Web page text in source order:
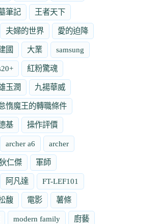
筆記 王者天下
夫婦的世界 愛的迫降
國 大業 samsung
紅粉驚魂
玉潤 九揚華威
惰魔王的轉職條件
基 操作評價
archer a6 archer
仁傑 軍師
阿凡達 FT-LEF101
馥 電影 薯條
modern family 廚藝